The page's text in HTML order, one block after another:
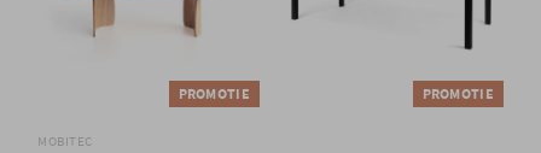
PROMOTIE
MOBITEC
PROMOTIE